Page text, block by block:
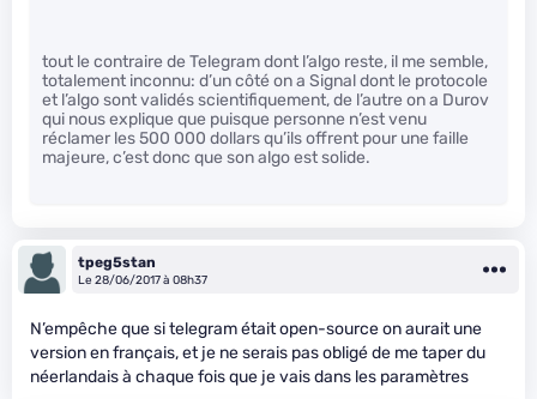
tout le contraire de Telegram dont l’algo reste, il me semble,
totalement inconnu: d’un côté on a Signal dont le protocole
et l’algo sont validés scientifiquement, de l’autre on a Durov
qui nous explique que puisque personne n’est venu
réclamer les 500 000 dollars qu’ils offrent pour une faille
majeure, c’est donc que son algo est solide.
tpeg5stan
Le 28/06/2017 à 08h37
N’empêche que si telegram était open-source on aurait une
version en français, et je ne serais pas obligé de me taper du
néerlandais à chaque fois que je vais dans les paramètres